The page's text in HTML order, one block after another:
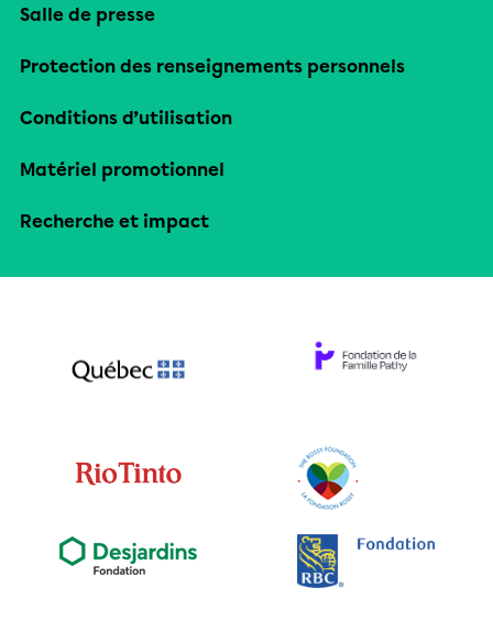
Salle de presse
Protection des renseignements personnels
Conditions d’utilisation
Matériel promotionnel
Recherche et impact